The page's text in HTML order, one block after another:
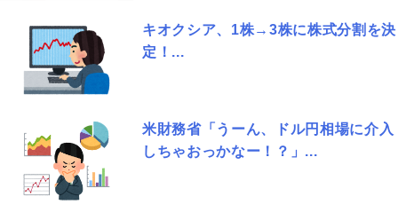
キオクシア、1株→3株に株式分割を決
定！...
米財務省「うーん、ドル円相場に介入
しちゃおっかなー！？」...